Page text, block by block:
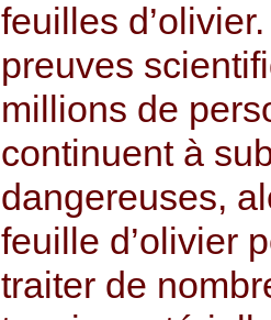
feuilles
preuves
millions de
continuent à
dangereuses,
feuille d’olivier
traiter de